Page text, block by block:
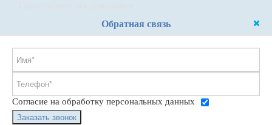
Обратная связь
Согласие на обработку персональных данных
Заказать звонок